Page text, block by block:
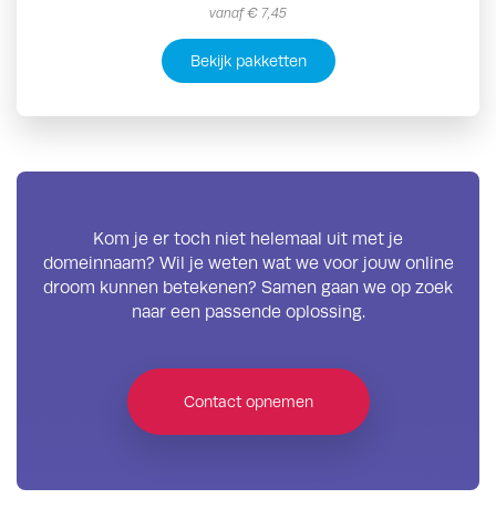
vanaf€ 7,45
Bekijk pakketten
Kom je er toch niet helemaal uit met je
domeinnaam? Wil je weten wat we voor jouw online
droom kunnen betekenen? Samen gaan we op zoek
naar een passende oplossing.
Contact opnemen